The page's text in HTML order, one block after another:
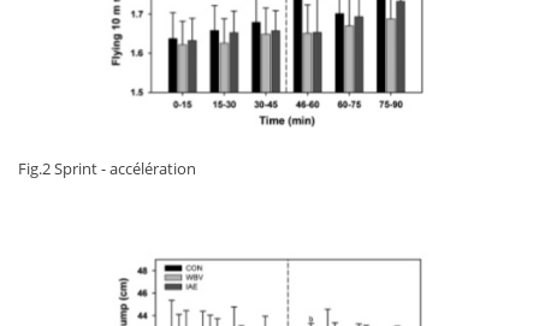
Fig.2 Sprint - accélération